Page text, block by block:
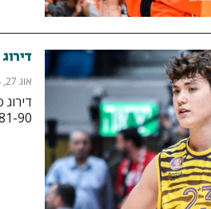
דירוג
אוג 27, 2024
81-90! מיהם השחקנים שהגיעו למקומות